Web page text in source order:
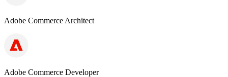
Adobe Commerce Architect
Adobe Commerce Developer